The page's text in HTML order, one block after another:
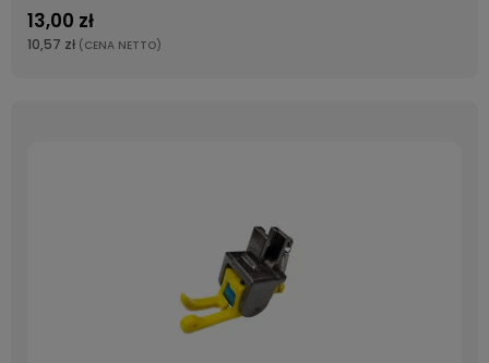
13,00 zł
10,57 zł (CENA NETTO)